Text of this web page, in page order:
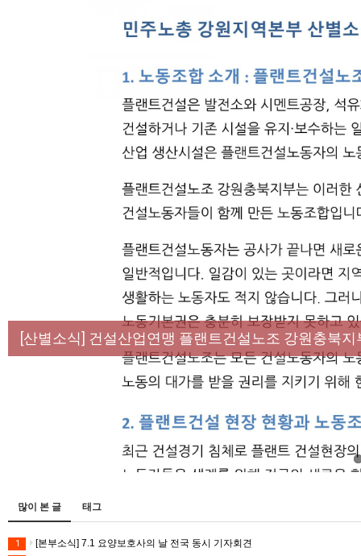
[성명] 막을 수 있었던 죽음, HL만도가 책임져라 : 청
[산별소식] 건설산업연맹 플랜트건설노조 강원충북지
[강릉,속초,원주,춘천] 폭염감시단 사업 이모저모
[조합원☆인터뷰] 서비스연맹 전국학교비정규직노동
[본부소식] 강원지역 노동자 합창단 모임
많이 본 글 태그
1 [본부소식] 7.1 요양보호사의 날 전국 동시 기자회견